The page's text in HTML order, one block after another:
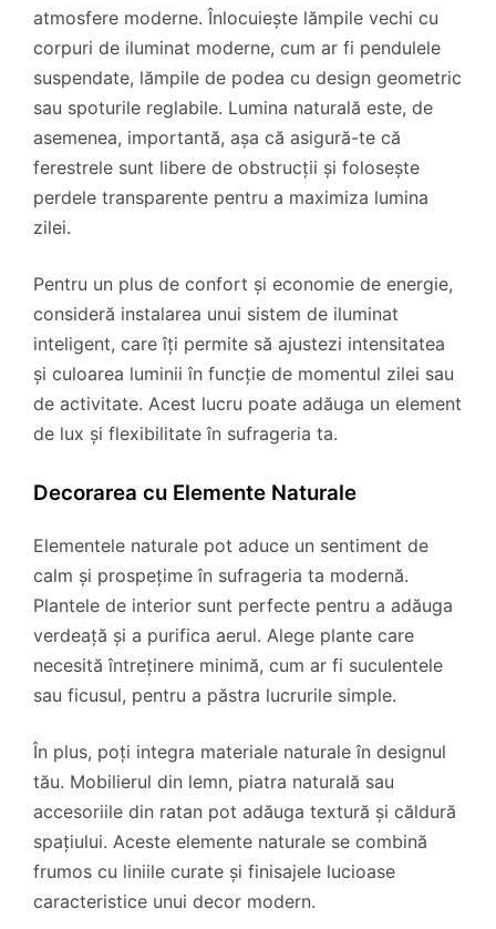
atmosfere moderne. Înlocuiește lămpile vechi cu
corpuri de iluminat moderne, cum ar fi pendulele
suspendate, lămpile de podea cu design geometric
sau spoturile reglabile. Lumina naturală este, de
asemenea, importantă, așa că asigură-te că
ferestrele sunt libere de obstrucții și folosește
perdele transparente pentru a maximiza lumina
zilei.
Pentru un plus de confort și economie de energie,
consideră instalarea unui sistem de iluminat
inteligent, care îți permite să ajustezi intensitatea
și culoarea luminii în funcție de momentul zilei sau
de activitate. Acest lucru poate adăuga un element
de lux și flexibilitate în sufrageria ta.
Decorarea cu Elemente Naturale
Elementele naturale pot aduce un sentiment de
calm și prospețime în sufrageria ta modernă.
Plantele de interior sunt perfecte pentru a adăuga
verdeață și a purifica aerul. Alege plante care
necesită întreținere minimă, cum ar fi suculentele
sau ficusul, pentru a păstra lucrurile simple.
În plus, poți integra materiale naturale în designul
tău. Mobilierul din lemn, piatra naturală sau
accesoriile din ratan pot adăuga textură și căldură
spațiului. Aceste elemente naturale se combină
frumos cu liniile curate și finisajele lucioase
caracteristice unui decor modern.